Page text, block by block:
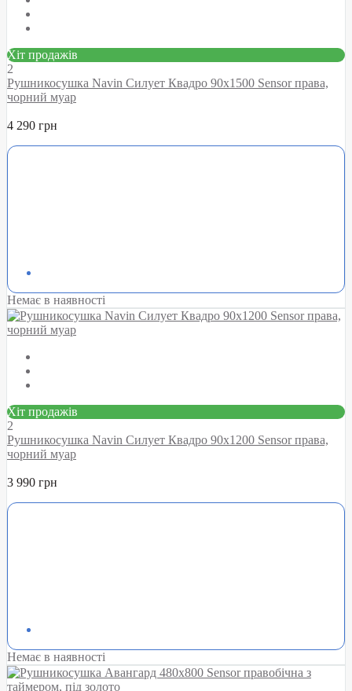
Хіт продажів
2
Рушникосушка Navin Силует Квадро 90х1500 Sensor права,
чорний муар
4 290 грн
Немає в наявності
Хіт продажів
2
Рушникосушка Navin Силует Квадро 90х1200 Sensor права,
чорний муар
3 990 грн
Немає в наявності